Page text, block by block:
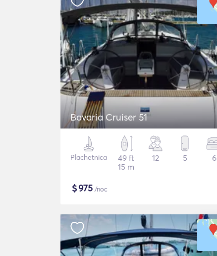
Bavaria Cruiser 51
Plachetnica
49 ft
15 m
12 5 6
$975 /noc